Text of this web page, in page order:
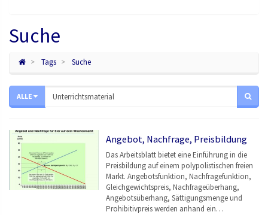
Suche
Tags Suche
ALLE
Angebot, Nachfrage, Preisbildung
Das Arbeitsblatt bietet eine Einführung in die
Preisbildung auf einem polypolistischen freien
Markt. Angebotsfunktion, Nachfragefunktion,
Gleichgewichtspreis, Nachfrageüberhang,
Angebotsüberhang, Sättigungsmenge und
Prohibitivpreis werden anhand ein…